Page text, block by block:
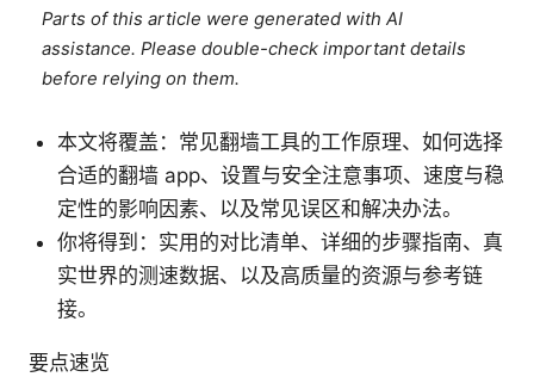
Parts of this article were generated with AI
assistance. Please double-check important details
before relying on them.
本文将覆盖：常见翻墙工具的工作原理、如何选择
合适的翻墙 app、设置与安全注意事项、速度与稳
定性的影响因素、以及常见误区和解决办法。
你将得到：实用的对比清单、详细的步骤指南、真
实世界的测速数据、以及高质量的资源与参考链
接。
要点速览